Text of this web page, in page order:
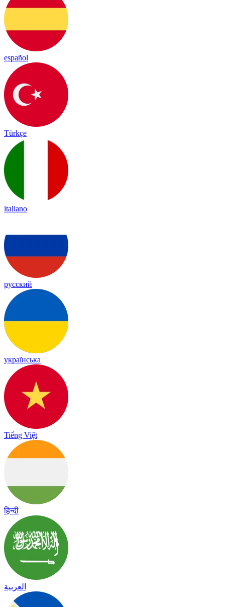
español
Türkçe
italiano
русский
українська
Tiếng Việt
हिन्दी
العربية